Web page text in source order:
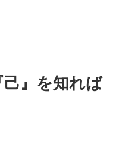
己』を知れば